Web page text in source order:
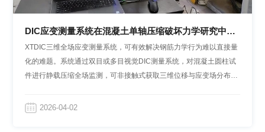
DIC应变测量系统在混凝土单轴压缩破坏力学研究中的
应用
XTDIC三维全场应变测量系统，可有效解决钢筋力学行为难以直接量
化的难题。系统通过双目或多目视觉DIC测量系统，对混凝土圆柱试
件进行静载压缩全场监测，可非接触式获取三维位移与应变场分布，
混凝土协同变形机制，为结构设计与破坏机理分析提供高精度实验依
2026-04-02